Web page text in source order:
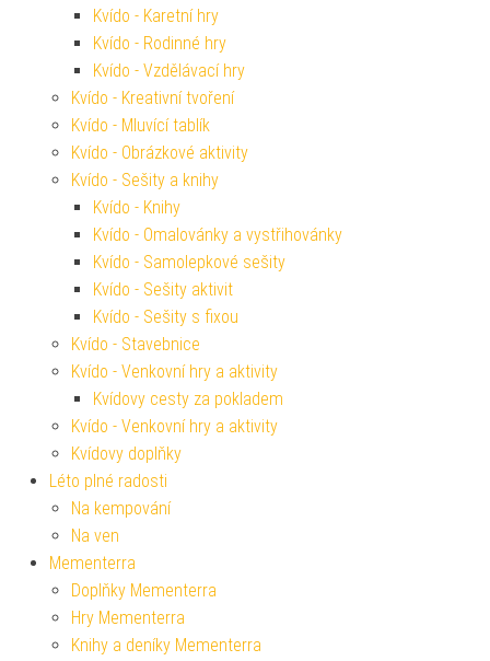
Kvído - Karetní hry
Kvído - Rodinné hry
Kvído - Vzdělávací hry
Kvído - Kreativní tvoření
Kvído - Mluvící tablík
Kvído - Obrázkové aktivity
Kvído - Sešity a knihy
Kvído - Knihy
Kvído - Omalovánky a vystřihovánky
Kvído - Samolepkové sešity
Kvído - Sešity aktivit
Kvído - Sešity s fixou
Kvído - Stavebnice
Kvído - Venkovní hry a aktivity
Kvídovy cesty za pokladem
Kvído - Venkovní hry a aktivity
Kvídovy doplňky
Léto plné radosti
Na kempování
Na ven
Mementerra
Doplňky Mementerra
Hry Mementerra
Knihy a deníky Mementerra